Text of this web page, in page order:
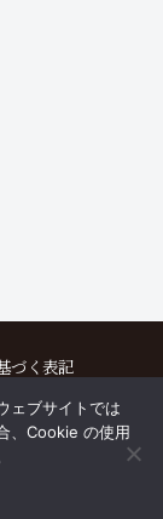
づく表記
Design by
ェブサイトでは
、Cookie の使用